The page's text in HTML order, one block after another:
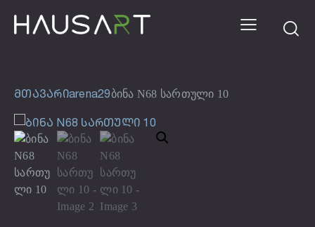
მთავარიarena29ბინა N68 სართული 10